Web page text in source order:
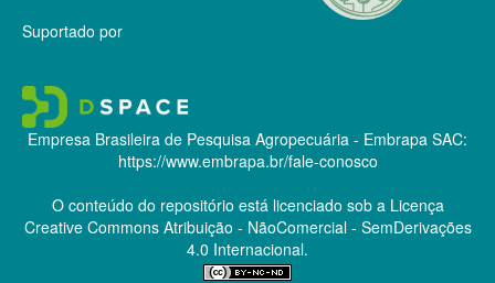
Suportado por
Empresa Brasileira de Pesquisa Agropecuária - Embrapa SAC:
https://www.embrapa.br/fale-conosco
O conteúdo do repositório está licenciado sob a Licença
Creative CommonsAtribuição - NãoComercial - SemDerivações
4.0 Internacional.